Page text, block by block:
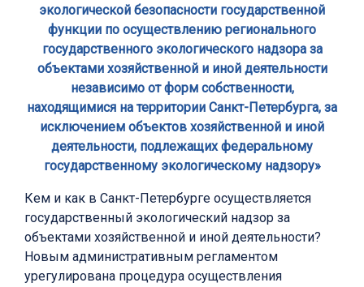
экологической безопасности государственной
функции по осуществлению регионального
государственного экологического надзора за
объектами хозяйственной и иной деятельности
независимо от форм собственности,
находящимися на территории Санкт-Петербурга, за
исключением объектов хозяйственной и иной
деятельности, подлежащих федеральному
государственному экологическому надзору»
Кем и как в Санкт-Петербурге осуществляется
государственный экологический надзор за
объектами хозяйственной и иной деятельности?
Новым административным регламентом
урегулирована процедура осуществления